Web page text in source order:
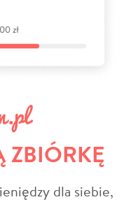
ZBIÓRKĘ
dla siebie,